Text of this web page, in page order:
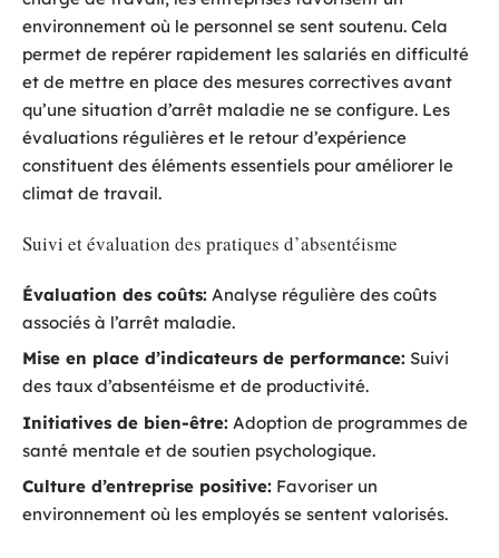
environnement où le personnel se sent soutenu. Cela
permet de repérer rapidement les salariés en difficulté
et de mettre en place des mesures correctives avant
qu’une situation d’arrêt maladie ne se configure. Les
évaluations régulières et le retour d’expérience
constituent des éléments essentiels pour améliorer le
climat de travail.
Suivi et évaluation des pratiques d’absentéisme
Évaluation des coûts: Analyse régulière des coûts
associés à l’arrêt maladie.
Mise en place d’indicateurs de performance: Suivi
des taux d’absentéisme et de productivité.
Initiatives de bien-être: Adoption de programmes de
santé mentale et de soutien psychologique.
Culture d’entreprise positive: Favoriser un
environnement où les employés se sentent valorisés.